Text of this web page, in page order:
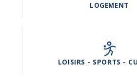
LOGEMENT
LOISIRS - SPORTS -